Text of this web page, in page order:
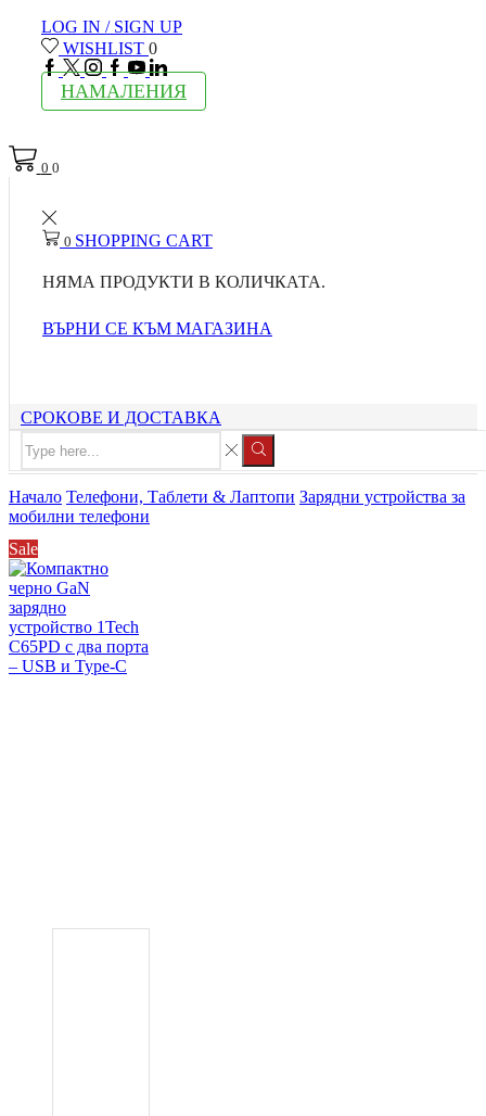
LOG IN / SIGN UP
WISHLIST 0
FACEBOOK
TWITTER
INSTAGRAM
GOOGLE
PLUS
YOUTUBE
LINKEDIN
НАМАЛЕНИЯ
0 0
0 SHOPPING CART
НЯМА ПРОДУКТИ В КОЛИЧКАТА.
ВЪРНИ СЕ КЪМ МАГАЗИНА
СРОКОВЕ И ДОСТАВКА
Search
input
Search
Начало Телефони, Таблети & Лаптопи Зарядни устройства за
мобилни телефони
Sale